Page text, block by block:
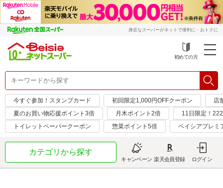
身近なスーパーがネットで便利に・おトクに
初めての方
今すぐ参加！スタンプカード 初回限定1,000円OFFクーポン
店
夏のお買い物応援ポイント3倍
月木ポイント2倍
11日限定！
トイレットペーパークーポン
惣菜ポイント5倍 ベイシアプレミ
カテゴリから探す
キャンペーン 楽天会員登録 ログイン